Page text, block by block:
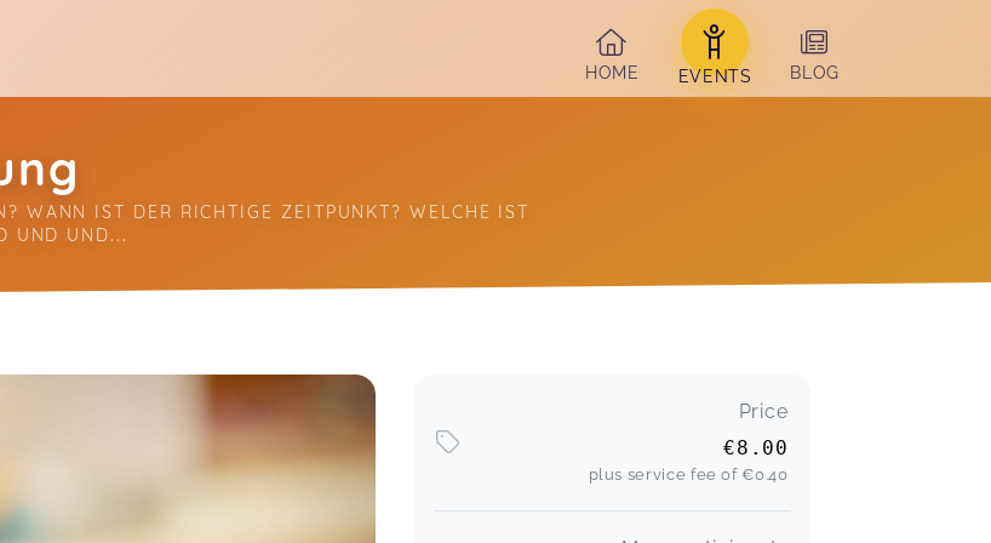
HOME
EVENTS BLOG
WANN IST DER RICHTIGE ZEITPUNKT? WELCHE IST
UND UND...
Price
€8.00
plus service fee of€0.40